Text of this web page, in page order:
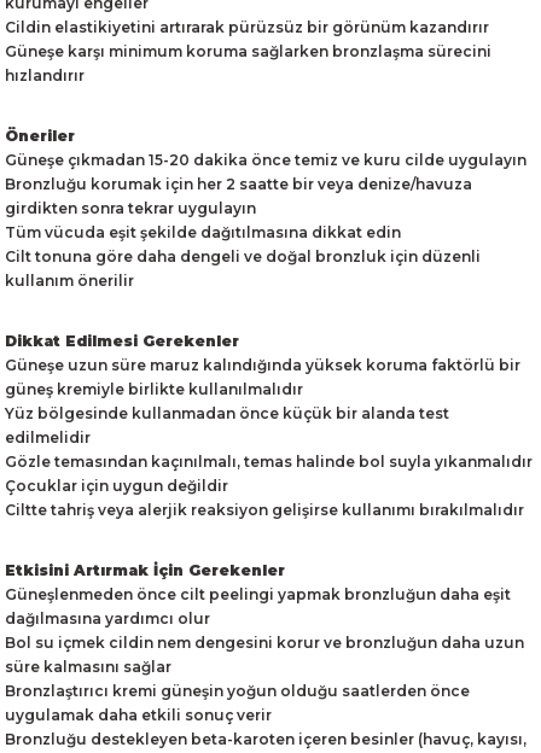
Cildin elastikiyetini artırarak pürüzsüz bir görünüm kazandırır
Güneşe karşı minimum koruma sağlarken bronzlaşma sürecini
hızlandırır
Öneriler
Güneşe çıkmadan 15-20 dakika önce temiz ve kuru cilde uygulayın
Bronzluğu korumak için her 2 saatte bir veya denize/havuza
girdikten sonra tekrar uygulayın
Tüm vücuda eşit şekilde dağıtılmasına dikkat edin
Cilt tonuna göre daha dengeli ve doğal bronzluk için düzenli
kullanım önerilir
Dikkat Edilmesi Gerekenler
Güneşe uzun süre maruz kalındığında yüksek koruma faktörlü bir
güneş kremiyle birlikte kullanılmalıdır
Yüz bölgesinde kullanmadan önce küçük bir alanda test
edilmelidir
Gözle temasından kaçınılmalı, temas halinde bol suyla yıkanmalıdır
Çocuklar için uygun değildir
Ciltte tahriş veya alerjik reaksiyon gelişirse kullanımı bırakılmalıdır
Etkisini Artırmak İçin Gerekenler
Güneşlenmeden önce cilt peelingi yapmak bronzluğun daha eşit
dağılmasına yardımcı olur
Bol su içmek cildin nem dengesini korur ve bronzluğun daha uzun
süre kalmasını sağlar
Bronzlaştırıcı kremi güneşin yoğun olduğu saatlerden önce
uygulamak daha etkili sonuç verir
Bronzluğu destekleyen beta-karoten içeren besinler (havuç, kayısı,